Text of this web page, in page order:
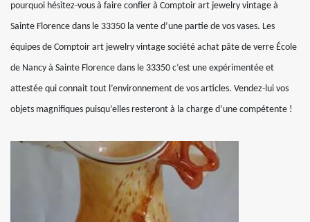
pourquoi hésitez-vous à faire confier à Comptoir art jewelry vintage à
Sainte Florence dans le 33350 la vente d’une partie de vos vases. Les
équipes de Comptoir art jewelry vintage société achat pâte de verre École
de Nancy à Sainte Florence dans le 33350 c’est une expérimentée et
attestée qui connait tout l’environnement de vos articles. Vendez-lui vos
objets magnifiques puisqu’elles resteront à la charge d’une compétente !